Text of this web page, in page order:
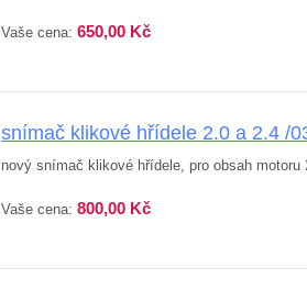
Vaše cena: 650,00 Kč
snímač klikové hřídele 2.0 a 2.4 /
nový snímač klikové hřídele, pro obsah
Vaše cena: 800,00 Kč